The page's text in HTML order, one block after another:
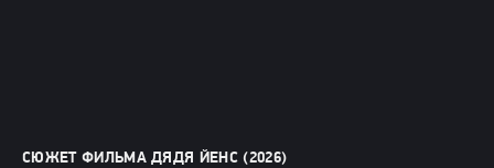
СЮЖЕТ ФИЛЬМА ДЯДЯ ЙЕНС (2026)